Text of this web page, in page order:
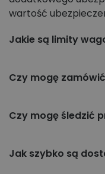
wartość
Jakie są limity
Maksymalna waga
cm
przesyłce, max
Półpaleta krajowa:
Czy mogę
możliwe w
Czy mogę śledzić
pośrednictwem
Jak szybko są